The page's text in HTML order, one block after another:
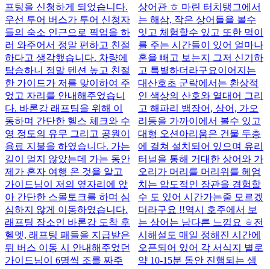
프팅을 신청하게 되었습니다.
우선 투어 버스가 투어 신청자
들의 숙소 인근으로 픽업을 하
러 와주어서 정말 편하고 친절
하다고 생각했습니다. 차량에
탑승하니 정말 텐션 높고 친절
한 가이드가 저를 맞이하여 주
었고 자리를 안내해주었습니
다. 바론강 래프팅을 위해 이
동하며 간단한 헬스 체크와 수
영 정도의 유무 그리고 공원이
용료 지불을 하였습니다. 가는
길이 멀지 않았는데 가는 동안
제가 혼자 여행 온 것을 알고
가이드님이 저의 옆자리에 앉
아 간단한 스몰토크를 하며 심
심하지 않게 이동하였습니다.
래프팅 장소인 바론강 도착 후
헬멧, 래프팅 패들을 지급받은
뒤 버스 이동 시 안내해주었던
가이드님이 6명씩 조를 짜주
상어관 ㅎ 마린 터치탱그에서
는 해삼, 작은 상어들을 볼수
잇고 체험할수 있고 또한 먹이
를 주는 시간들이 있어 얼마나
혼을 빼고 보는지 그저 신기하
고 특별하더라구요 ​ 이어지는
대산호초 군락에서는 환상적
인 색상의 산호와 열대어 그리
고 해파리 뱀장어, 상어, 가오
리등을 가까이에서 볼수 있고
대형 오션아리움은 건물 두층
에 걸쳐 설치되어 있으며 유리
터널을 통해 거대한 상어와 가
오리가 머리를 머리위를 헤엄
치는 압도적인 장관을 경험할
수 도 있어 시간가는줄 모르겠
더라구요 !! ​ ​ 역시 호주에서 보
는 상어는 남다른 느낌요 ㅎ ​ ​ 전
시해설도 매일 정해진 시간에
오픈되어 있어 각 서식지 별로
약 10-15분 동안 진행되는 생